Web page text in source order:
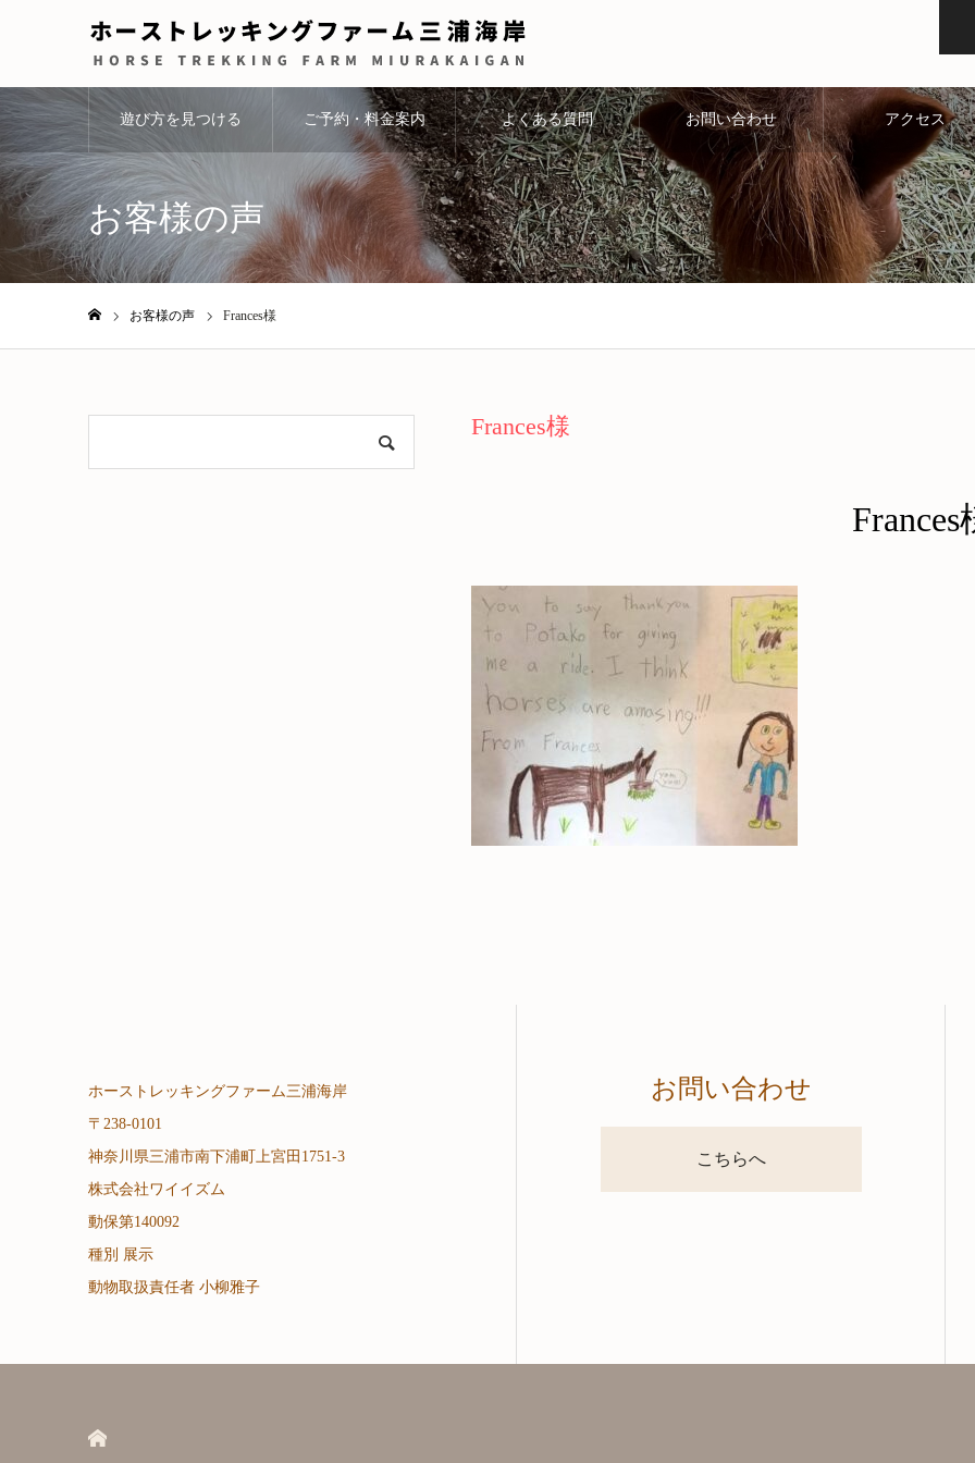
遊び方を見つける ご予約・料金案内 よくある質問 お問い合わせ アクセス
お客様の声
お客様の声 Frances様
Frances様
Frances
ホーストレッキングファーム三浦海岸
〒238-0101
神奈川県三浦市南下浦町上宮田1751-3
株式会社ワイイズム
動保第140092
種別 展示
動物取扱責任者 小柳雅子
お問い合わせ
こちらへ